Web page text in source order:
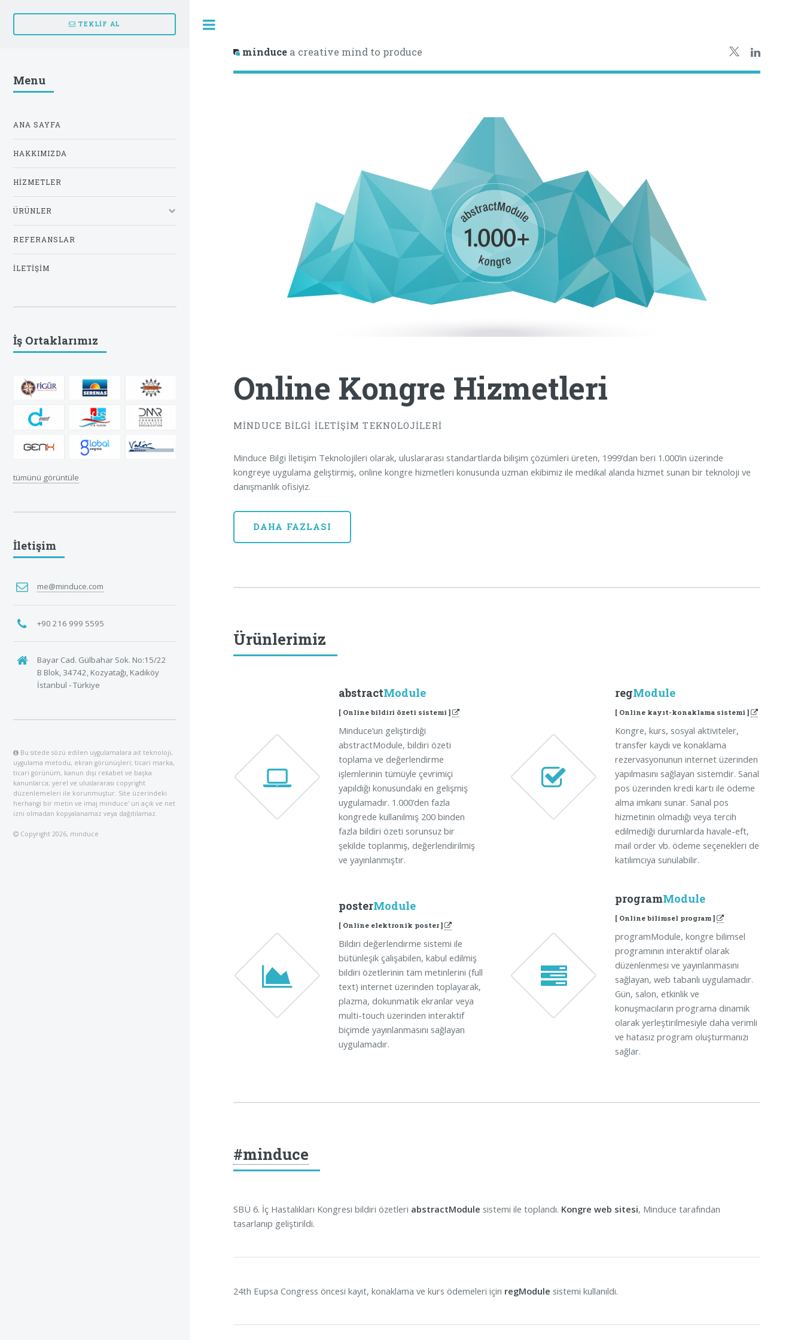
minduce a creative mind to produce
Online Kongre Hizmetleri
MİNDUCE BİLGİ İLETİŞİM TEKNOLOJİLERİ
Minduce Bilgi İletişim Teknolojileri olarak, uluslararası standartlarda bilişim çözümleri üreten, 1999’dan beri 1.000’in üzerinde
kongreye uygulama geliştirmiş, online kongre hizmetleri konusunda uzman ekibimiz ile medikal alanda hizmet sunan bir teknoloji ve
danışmanlık ofisiyiz.
DAHA FAZLASI
Ürünlerimiz
abstractModule
[ Online bildiri özeti sistemi ]
Minduce’un geliştirdiği
abstractModule, bildiri özeti
toplama ve değerlendirme
işlemlerinin tümüyle çevrimiçi
yapıldığı konusundaki en gelişmiş
uygulamadır. 1.000’den fazla
kongrede kullanılmış 200 binden
fazla bildiri özeti sorunsuz bir
şekilde toplanmış, değerlendirilmiş
ve yayınlanmıştır.
regModule
[ Online kayıt-konaklama sistemi ]
Kongre, kurs, sosyal aktiviteler,
transfer kaydı ve konaklama
rezervasyonunun internet üzerinden
yapılmasını sağlayan sistemdir. Sanal
pos üzerinden kredi kartı ile ödeme
alma imkanı sunar. Sanal pos
hizmetinin olmadığı veya tercih
edilmediği durumlarda havale-eft,
mail order vb. ödeme seçenekleri de
katılımcıya sunulabilir.
posterModule
[ Online elektronik poster ]
Bildiri değerlendirme sistemi ile
bütünleşik çalışabilen, kabul edilmiş
bildiri özetlerinin tam metinlerini (full
text) internet üzerinden toplayarak,
plazma, dokunmatik ekranlar veya
multi-touch üzerinden interaktif
biçimde yayınlanmasını sağlayan
uygulamadır.
programModule
[ Online bilimsel program ]
programModule, kongre bilimsel
programının interaktif olarak
düzenlenmesi ve yayınlanmasını
sağlayan, web tabanlı uygulamadır.
Gün, salon, etkinlik ve
konuşmacıların programa dinamik
olarak yerleştirilmesiyle daha verimli
ve hatasız program oluşturmanızı
sağlar.
#minduce
SBÜ 6. İç Hastalıkları Kongresi bildiri özetleri abstractModule sistemi ile toplandı. Kongre web sitesi, Minduce tarafından
tasarlanıp geliştirildi.
24th Eupsa Congress öncesi kayıt, konaklama ve kurs ödemeleri için regModule sistemi kullanıldı.
TEKLİF AL
Menu
ANA SAYFA
HAKKIMIZDA
HIZMETLER
ÜRÜNLER
REFERANSLAR
İLETIŞIM
İş Ortaklarımız
tümünü görüntüle
İletişim
me@minduce.com
+90 216 999 5595
Bayar Cad. Gülbahar Sok. No:15/22
B Blok, 34742, Kozyatağı, Kadıköy
İstanbul - Türkiye
Bu sitede sözü edilen uygulamalara ait teknoloji,
uygulama metodu, ekran görünüşleri; ticari marka,
ticari görünüm, kanun dışı rekabet ve başka
kanunlarca; yerel ve uluslararası copyright
düzenlemeleri ile korunmuştur. Site üzerindeki
herhangi bir metin ve imaj minduce' un açık ve net
izni olmadan kopyalanamaz veya dağıtılamaz.
Copyright 2026, minduce